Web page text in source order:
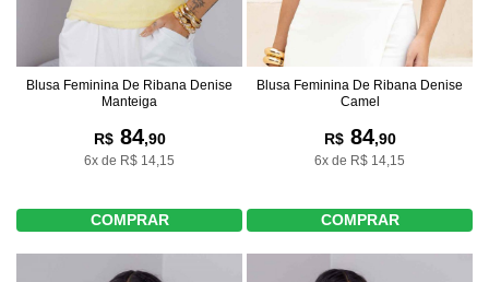
Blusa Feminina De Ribana Denise
Manteiga
R$84,90
6x de R$ 14,15
COMPRAR
Blusa Feminina De Ribana Denise
Camel
R$84,90
6x de R$ 14,15
COMPRAR